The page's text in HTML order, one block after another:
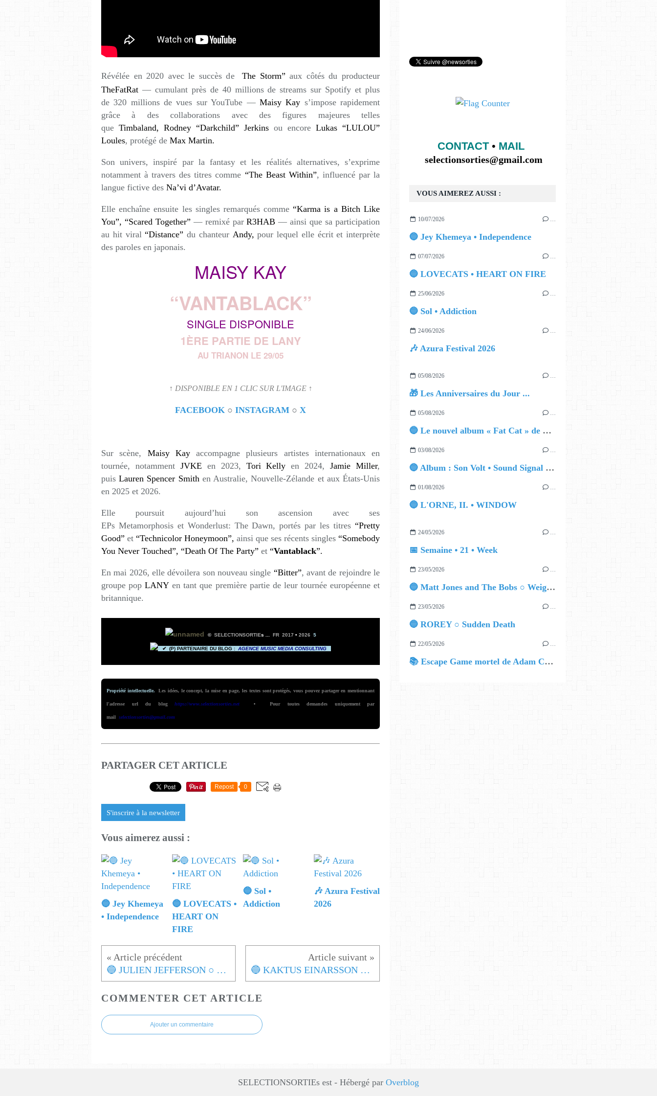
Révélée en 2020 avec le succès de “The Storm” aux côtés du producteur
TheFatRat — cumulant près de 40 millions de streams sur Spotify et plus
de 320 millions de vues sur YouTube — Maisy Kay s’impose rapidement
grâce à des collaborations avec des figures majeures telles
que Timbaland, Rodney “Darkchild” Jerkins ou encore Lukas “LULOU”
Loules, protégé de Max Martin.
Son univers, inspiré par la fantasy et les réalités alternatives, s’exprime
notamment à travers des titres comme “The Beast Within”, influencé par la
langue fictive des Na’vi d’Avatar.
Elle enchaîne ensuite les singles remarqués comme“Karma is a Bitch Like
You”, “Scared Together” — remixé parR3HAB— ainsi que sa participation
au hit viral“Distance” du chanteurAndy,pour lequel elle écrit et interprète
des paroles en japonais.
MAISY KAY
“VANTABLACK”
SINGLE DISPONIBLE
1ÈRE PARTIE DE LANY
AU TRIANON LE 29/05
↑ DISPONIBLE EN 1 CLIC SUR L'IMAGE ↑
FACEBOOK ○ INSTAGRAM ○ X
Sur scène, Maisy Kayaccompagne plusieurs artistes internationaux en
tournée, notamment JVKE en 2023, Tori Kelly en 2024, Jamie Miller,
puisLauren Spencer Smithen Australie, Nouvelle-Zélande et aux États-Unis
en 2025 et 2026.
Elle poursuit aujourd’hui son ascension avec ses
EPs Metamorphosis et Wonderlust: The Dawn, portés par les titres “Pretty
Good” et “Technicolor Honeymoon”, ainsi que ses récents singles “Somebody
You Never Touched”, “Death Of The Party” et “Vantablack”.
En mai 2026, elle dévoilera son nouveau single “Bitter”, avant de rejoindre le
groupe popLANY en tant que première partie de leur tournée européenne et
britannique.
© SELECTIONSORTIEs ... FR 2017 •2026 5
✔ (P) PARTENAIRE DU BLOG : AGENCE MUSIC MEDIA CONSULTING
Propriété intellectuelle. Les idées, le concept, la mise en page, les textes sont protégés, vous pouvez partager en mentionnant
l'adresse url du blog https://www.selectionsorties.net • Pour toutes demandes uniquement par
mail selectionsorties@gmail.com
PARTAGER CET ARTICLE
Repost 0
S'inscrire à la newsletter
Vous aimerez aussi :
🔵 Jey Khemeya
• Independence
🔵 LOVECATS •
HEART ON
FIRE
🔵 Sol •
Addiction
🎶 Azura Festival
2026
🔵 JULIEN JEFFERSON ○ HÉROUVILLE 🔵 KAKTUS EINARSSON ○ FACTOID HAPPINESS
COMMENTER CET ARTICLE
Ajouter un commentaire
VOUS AIMEREZ AUSSI :
10/07/2026 …
🔵 Jey Khemeya • Independence
07/07/2026 …
🔵 LOVECATS • HEART ON FIRE
25/06/2026 …
🔵 Sol • Addiction
24/06/2026 …
🎶 Azura Festival 2026
05/08/2026 …
🎁 Les Anniversaires du Jour ...
05/08/2026 …
🔵 Le nouvel album « Fat Cat » de Delilah Holliday (sortie le 30 Octobre 2026)
03/08/2026 …
🔵 Album : Son Volt • Sound Signal Serenades
01/08/2026 …
🔵 L'ORNE, II. • WINDOW
24/05/2026 …
📅 Semaine • 21 • Week
23/05/2026 …
🔵 Matt Jones and The Bobs ○ Weight Of The World
23/05/2026 …
🔵 ROREY ○ Sudden Death
22/05/2026 …
📚 Escape Game mortel de Adam Cece
CONTACT• MAIL
selectionsorties@gmail.com
SELECTIONSORTIEs est - Hébergé par Overblog